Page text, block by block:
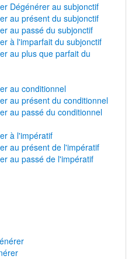
Dégénérer au subjonctif
au présent du subjonctif
au passé du subjonctif
à l'imparfait du subjonctif
au plus que parfait du
au conditionnel
au présent du conditionnel
au passé du conditionnel
à l'impératif
au présent de l'impératif
au passé de l'impératif